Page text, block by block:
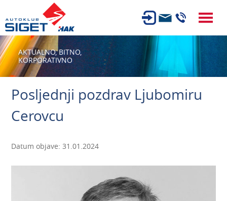
ČLANSTVO
TEHNIČKI PREGLED
AUTOSERVIS
KARIJERA
AUTOŠKOLA
AKTUALNO,BITNO,
KORPORATIVNO
Posljednji pozdrav Ljubomiru
Cerovcu
Datum objave: 31.01.2024